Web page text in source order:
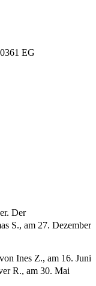
EG
Der
S., am 27. Dezember
von Ines Z., am 16. Juni
R., am 30. Mai